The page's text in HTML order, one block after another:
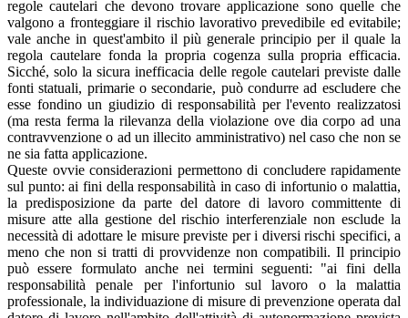
regole cautelari che devono trovare applicazione sono quelle che
valgono a fronteggiare il rischio lavorativo prevedibile ed evitabile;
vale anche in quest'ambito il più generale principio per il quale la
regola cautelare fonda la propria cogenza sulla propria efficacia.
Sicché, solo la sicura inefficacia delle regole cautelari previste dalle
fonti statuali, primarie o secondarie, può condurre ad escludere che
esse fondino un giudizio di responsabilità per l'evento realizzatosi
(ma resta ferma la rilevanza della violazione ove dia corpo ad una
contravvenzione o ad un illecito amministrativo) nel caso che non se
ne sia fatta applicazione.
Queste ovvie considerazioni permettono di concludere rapidamente
sul punto: ai fini della responsabilità in caso di infortunio o malattia,
la predisposizione da parte del datore di lavoro committente di
misure atte alla gestione del rischio interferenziale non esclude la
necessità di adottare le misure previste per i diversi rischi specifici, a
meno che non si tratti di provvidenze non compatibili. Il principio
può essere formulato anche nei termini seguenti: "ai fini della
responsabilità penale per l'infortunio sul lavoro o la malattia
professionale, la individuazione di misure di prevenzione operata dal